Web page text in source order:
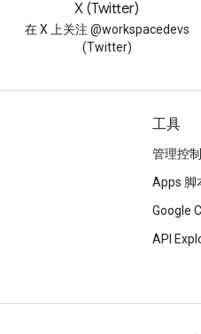
X (Twitter)
在 X 上关注 @workspacedevs
(Twitter)
工具
管理控
Apps 脚
Google
API